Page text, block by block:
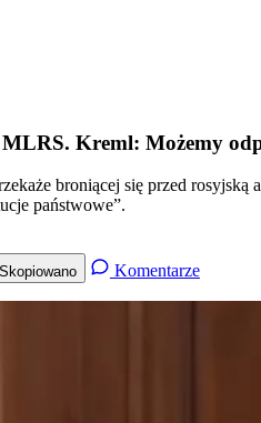
Kreml: Możemy
broniącej się przed
państwowe”.
Skopiowano Komentarze